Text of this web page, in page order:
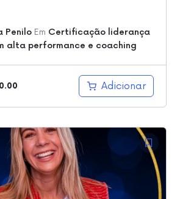
Penilo Em Certificação liderança
alta performance e coaching
atual
€790.00.
Adicionar